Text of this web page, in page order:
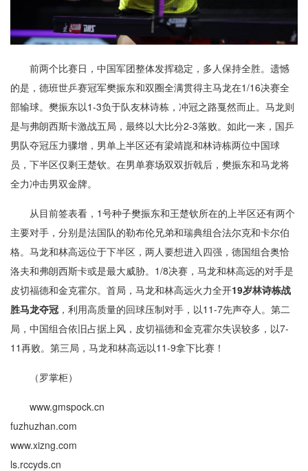
前两个比赛日，中国军团整体发挥稳定，多人保持全胜。遗憾
的是，德班世乒赛冠军樊振东和双圈全满贯得主马龙在1/16决赛全
部输球。樊振东以1-3负于队友林诗栋，冲冠之路戛然而止。马龙则
是与弗朗西斯卡激战五局，最终以大比分2-3落败。如此一来，国乒
男队夺冠压力骤增，男单上半区还有梁靖崑和林诗栋两位中国球
员，下半区仅剩王楚钦。在男单赛场双双折戟后，樊振东和马龙将
全力冲击男双金牌。
从目前签表看，1号种子樊振东和王楚钦所在的上半区还有两个
主要对手，分别是法国队的勒布伦兄弟和瑞典组合法尔克和卡尔伯
格。马龙和林高远位于下半区，两人要想进入四强，德国组合奥恰
洛夫和弗朗西斯卡或是最大威胁。1/8决赛，马龙和林高远的对手是
皮切福德和金克霍尔。首局，马龙和林高远火力全开19岁林诗栋战
胜马龙夺冠 ，利用高质量的回球压制对手，以11-7先声夺人。第二
局，中国组合依旧占据上风，皮切福德和金克霍尔失误较多，以7-
11再败。第三局，马龙和林高远以11-9拿下比赛！
（罗掌柜）
www.gmspock.cn
fuzhuzhan.com
www.xizng.com
ls.rccyds.cn